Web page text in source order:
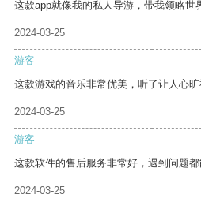
这款app就像我的私人导游，带我领略世
2024-03-25
游客
这款游戏的音乐非常优美，听了让人心旷
2024-03-25
游客
这款软件的售后服务非常好，遇到问题都
2024-03-25